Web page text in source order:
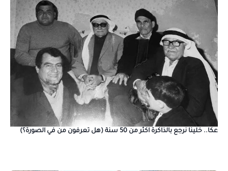
عكا.. خلينا نرجع بالذاكرة اكثر من 50 سنة (هل تعرفون من في الصورة؟)